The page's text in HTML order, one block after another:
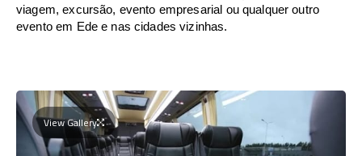
viagem, excursão, evento empresarial ou qualquer outro
evento em Ede e nas cidades vizinhas.
View Gallery